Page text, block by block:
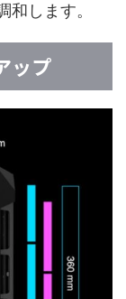
します。
ップ